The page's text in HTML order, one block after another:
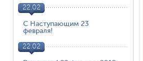
22.02
С Наступающим 23
февраля!
22.02